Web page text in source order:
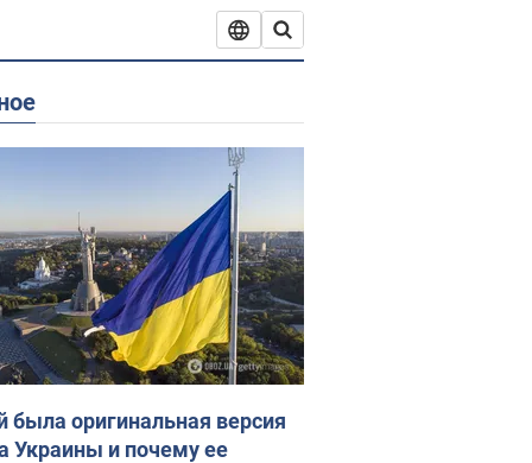
была оригинальная версия
Украины и почему ее